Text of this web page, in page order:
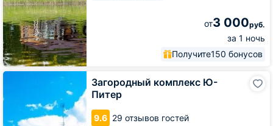
от3 000руб.
за 1 ночь
Получите150 бонусов
Загородный комплекс Ю-
Питер
9.6 29 отзывов гостей
Загородный
Ю-